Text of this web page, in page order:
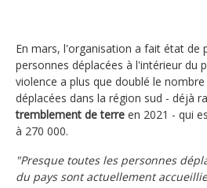
En mars, l'organisation a fait état de
personnes déplacées à l'intérieur du
violence a plus que doublé le
déplacées dans la région sud - déjà
tremblement de terre en 2021 - qui
à 270 000.
"Presque toutes les personnes
du pays sont actuellement